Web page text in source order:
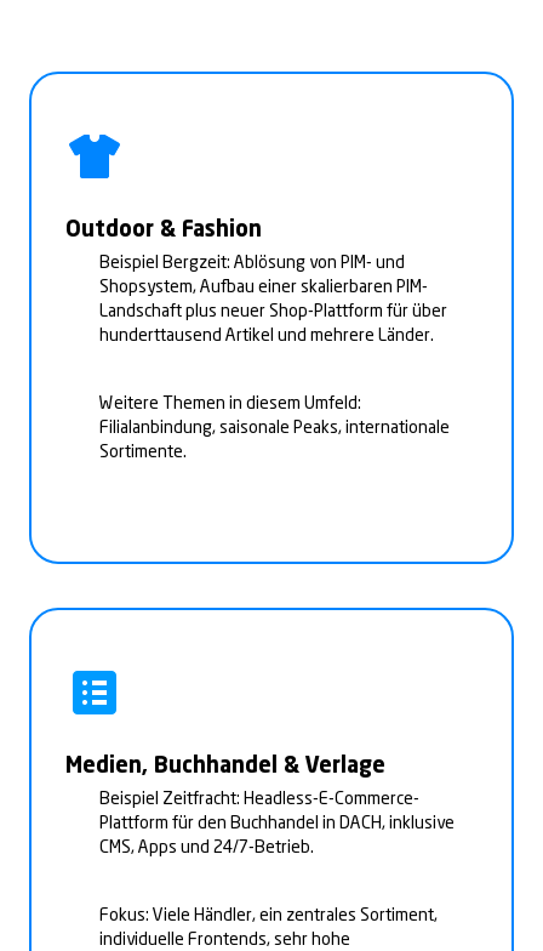
Outdoor & Fashion
Beispiel Bergzeit: Ablösung von PIM- und
Shopsystem, Aufbau einer skalierbaren PIM-
Landschaft plus neuer Shop-Plattform für über
hunderttausend Artikel und mehrere Länder.
Weitere Themen in diesem Umfeld:
Filialanbindung, saisonale Peaks, internationale
Sortimente.
Medien, Buchhandel & Verlage
Beispiel Zeitfracht: Headless-E-Commerce-
Plattform für den Buchhandel in DACH, inklusive
CMS, Apps und 24/7-Betrieb.
Fokus: Viele Händler, ein zentrales Sortiment,
individuelle Frontends, sehr hohe